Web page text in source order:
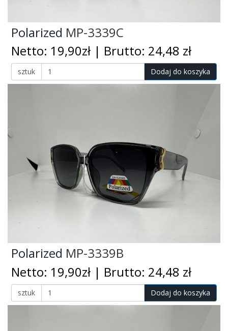
Polarized MP-3339C
Netto: 19,90zł | Brutto: 24,48 zł
sztuk Dodaj do koszyka
Polarized MP-3339B
Netto: 19,90zł | Brutto: 24,48 zł
sztuk Dodaj do koszyka